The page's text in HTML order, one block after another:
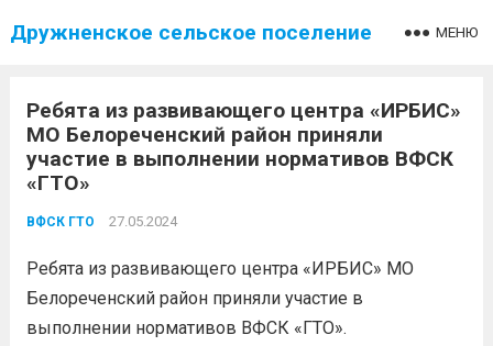
Дружненское сельское поселение МЕНЮ
Ребята из развивающего центра «ИРБИС»
МО Белореченский район приняли
участие в выполнении нормативов ВФСК
«ГТО»
ВФСК ГТО 27.05.2024
Ребята из развивающего центра «ИРБИС» МО
Белореченский район приняли участие в
выполнении нормативов ВФСК «ГТО».